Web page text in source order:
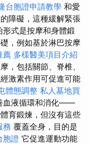
台胞證申請教學 和愛
障礙，這種緩解緊張
式是按摩和身體鍛
，例如基於淋巴按摩
薦 多樣醫美項目介紹
，包括關節、脊椎、
激素作用可促進可能
體態調整 私人墓地買
血液循環和消化——
育鍛煉，但沒有這些
務 覆蓋全身，目的是
胞證 它促進運動功能